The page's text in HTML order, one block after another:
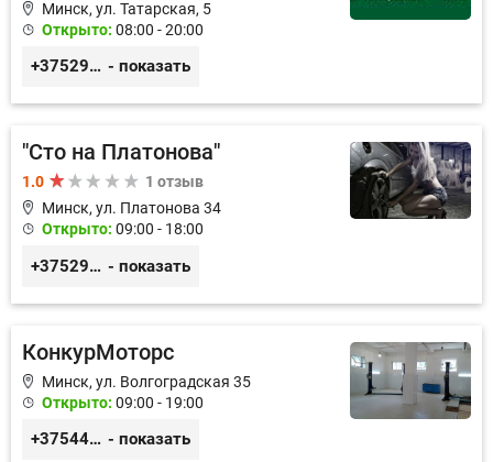
Минск, ул. Татарская, 5
Открыто: 08:00 - 20:00
+375293182800 - показать
"Сто на Платонова"
1.0
1 отзыв
Минск, ул. Платонова 34
Открыто: 09:00 - 18:00
+375296366367, +375298786497 - показать
КонкурМоторс
Минск, ул. Волгоградская 35
Открыто: 09:00 - 19:00
+375445197887 - показать